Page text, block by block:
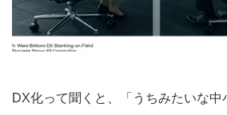
DX化って聞くと、「うちみたいな中